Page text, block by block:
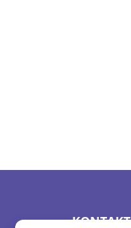
KONTAKT